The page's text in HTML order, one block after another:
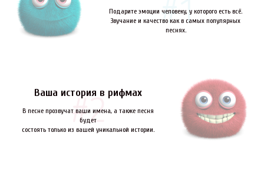
Подарите эмоции человеку, у которого есть всё.
Звучание и качество как в самых популярных
песнях.
Ваша история в рифмах
В песне прозвучат ваши имена, а также песня
будет
состоять только из вашей уникальной истории.